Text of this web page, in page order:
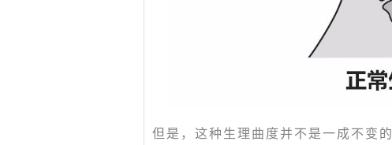
但是，这种生理曲度并不是一成不变的